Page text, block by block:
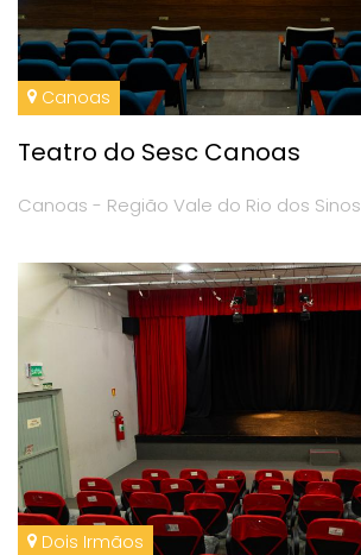
Canoas
Teatro do Sesc Canoas
Canoas - Região Vale do Rio dos Sinos
Dois Irmãos